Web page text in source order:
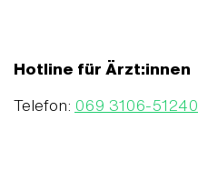
Hotline für Ärzt:innen
Telefon: 069 3106-51240